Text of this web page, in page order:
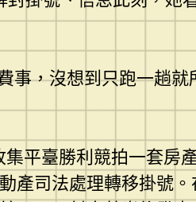
事，沒想到只跑一趟
平臺勝利競拍一套
產司法處理轉移掛號